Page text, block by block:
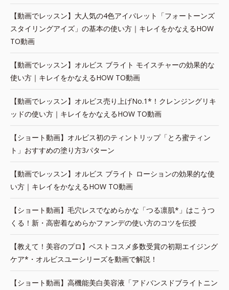
【動画でレッスン】大人気の4色アイパレット「フォートーンズ
スタイリングアイズ」の基本の使い方｜キレイをかなえるHOW
TO動画
【動画でレッスン】オルビス ブライト モイスチャーの効果的な
使い方｜キレイをかなえるHOW TO動画
【動画でレッスン】オルビス売り上げNo.1*！クレンジングリキ
ッドの使い方｜キレイをかなえるHOW TO動画
【ショート動画】オルビス初のティントリップ「とろ蜜ティン
ト」おすすめの塗り方3パターン
【動画でレッスン】オルビス ブライト ローションの効果的な使
い方｜キレイをかなえるHOW TO動画
【ショート動画】毛穴レスでなめらかな「つる凛肌*」はこうつ
くる！新・高密着なめらかファンデの使い方のコツを伝授
【教えて！美容のプロ】ベストコスメ多数受賞の初期エイジング
ケア*・オルビスユーシリーズを動画で解説！
【ショート動画】高機能美白美容液「アドバンスドブライトニン